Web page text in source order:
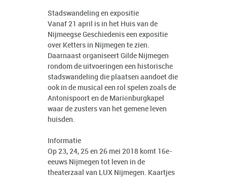
Stadswandeling en expositie
Vanaf 21 april is in het Huis van de
Nijmeegse Geschiedenis een expositie
over Ketters in Nijmegen te zien.
Daarnaast organiseert Gilde Nijmegen
rondom de uitvoeringen een historische
stadswandeling die plaatsen aandoet die
ook in de musical een rol spelen zoals de
Antonispoort en de Mariënburgkapel
waar de zusters van het gemene leven
huisden.
Informatie
Op 23, 24, 25 en 26 mei 2018 komt 16e-
eeuws Nijmegen tot leven in de
theaterzaal van LUX Nijmegen. Kaartjes